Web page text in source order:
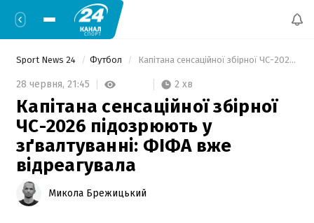
Sport News 24 Футбол Капітана сенсаційної збірної ЧС-2026 підозрюють у зґвалтуванні: ФІФА вже відреагувала
28 червня, 21:45 2 хв
Капітана сенсаційної збірної
ЧС-2026 підозрюють у
зґвалтуванні: ФІФА вже
відреагувала
Микола Брежицький